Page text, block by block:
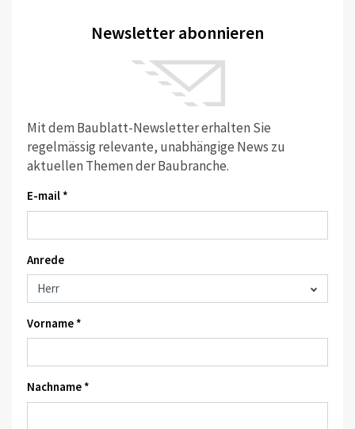
Newsletter abonnieren
Mit dem Baublatt-Newsletter erhalten Sie
regelmässig relevante, unabhängige News zu
aktuellen Themen der Baubranche.
E-mail *
Anrede
Vorname *
Nachname *